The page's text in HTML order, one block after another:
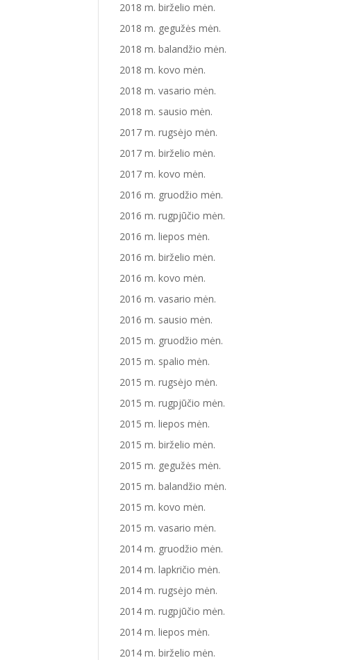
2018 m. birželio mėn.
2018 m. gegužės mėn.
2018 m. balandžio mėn.
2018 m. kovo mėn.
2018 m. vasario mėn.
2018 m. sausio mėn.
2017 m. rugsėjo mėn.
2017 m. birželio mėn.
2017 m. kovo mėn.
2016 m. gruodžio mėn.
2016 m. rugpjūčio mėn.
2016 m. liepos mėn.
2016 m. birželio mėn.
2016 m. kovo mėn.
2016 m. vasario mėn.
2016 m. sausio mėn.
2015 m. gruodžio mėn.
2015 m. spalio mėn.
2015 m. rugsėjo mėn.
2015 m. rugpjūčio mėn.
2015 m. liepos mėn.
2015 m. birželio mėn.
2015 m. gegužės mėn.
2015 m. balandžio mėn.
2015 m. kovo mėn.
2015 m. vasario mėn.
2014 m. gruodžio mėn.
2014 m. lapkričio mėn.
2014 m. rugsėjo mėn.
2014 m. rugpjūčio mėn.
2014 m. liepos mėn.
2014 m. birželio mėn.